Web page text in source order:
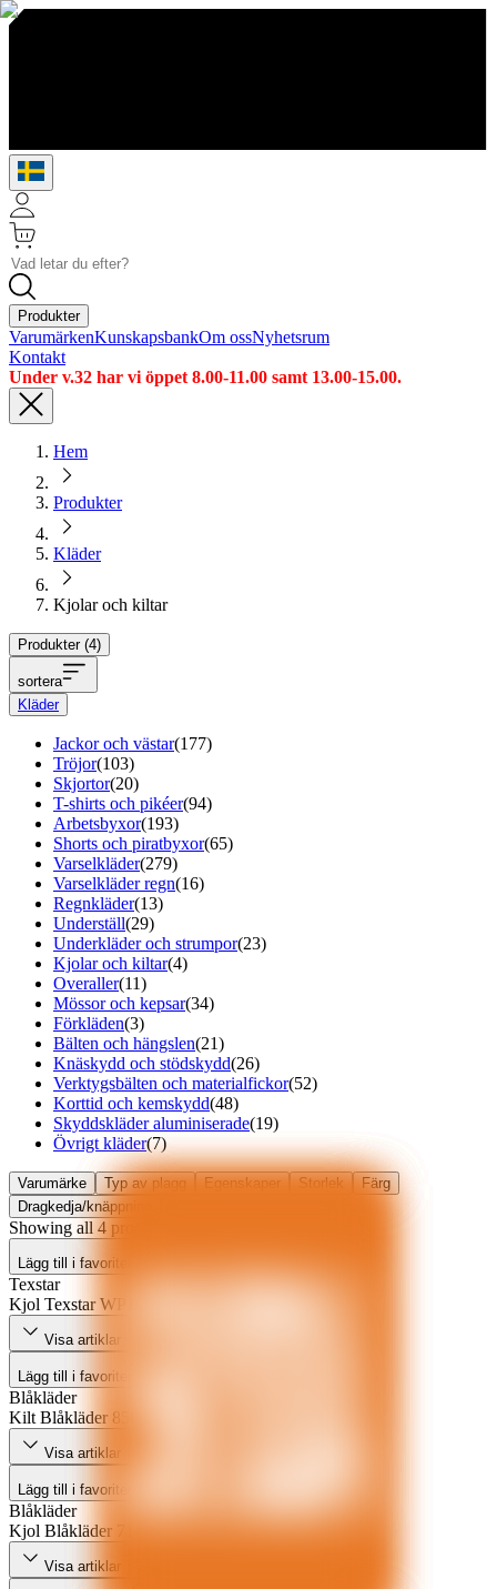
Produkter
VarumärkenKunskapsbankOm ossNyhetsrum
Kontakt
Under v.32 har vi öppet 8.00-11.00 samt 13.00-15.00.
Hem
Produkter
Kläder
Kjolar och kiltar
Produkter (4)
sortera
Kläder
Jackor och västar(177)
Tröjor(103)
Skjortor(20)
T-shirts och pikéer(94)
Arbetsbyxor(193)
Shorts och piratbyxor(65)
Varselkläder(279)
Varselkläder regn(16)
Regnkläder(13)
Underställ(29)
Underkläder och strumpor(23)
Kjolar och kiltar(4)
Overaller(11)
Mössor och kepsar(34)
Förkläden(3)
Bälten och hängslen(21)
Knäskydd och stödskydd(26)
Verktygsbälten och materialfickor(52)
Korttid och kemskydd(48)
Skyddskläder aluminiserade(19)
Övrigt kläder(7)
Varumärke Typ av plagg Egenskaper Storlek
Färg
Dragkedja/knäppning
Showing all 4 products.
Lägg till i favoriter
Texstar
Kjol Texstar WP18 dam
Visa artiklar
Lägg till i favoriter
Blåkläder
Kilt Blåkläder 85661370
Visa artiklar
Lägg till i favoriter
Blåkläder
Kjol Blåkläder 71481845 dam
Visa artiklar